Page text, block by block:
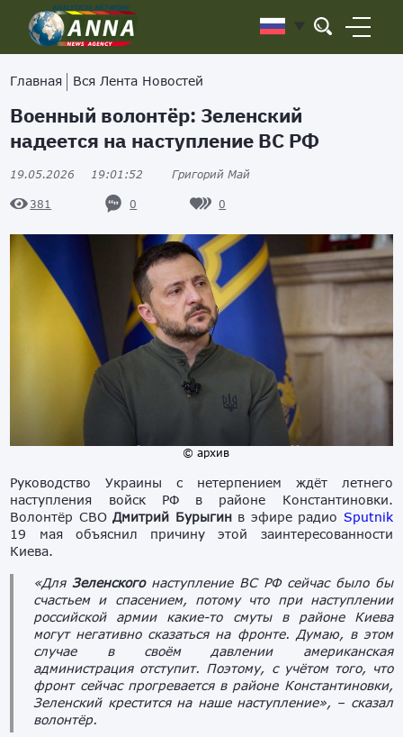
Главная Вся Лента Новостей
Военный волонтёр: Зеленский
надеется на наступление ВС РФ
19.05.2026 19:01:52 Григорий Май
381 0 0
© архив
Руководство Украины с нетерпением ждёт летнего
наступления войск РФ в районе Константиновки.
Волонтёр СВОДмитрий Бурыгинв эфире радио Sputnik
19 мая объяснил причину этой заинтересованности
Киева.
«ДляЗеленскогонаступление ВС РФ сейчас было бы
счастьем и спасением, потому что при наступлении
российской армии какие-то смуты в районе Киева
могут негативно сказаться на фронте. Думаю, в этом
случае в своём давлении американская
администрация отступит. Поэтому, с учётом того, что
фронт сейчас прогревается в районе Константиновки,
Зеленский крестится на наше наступление», – сказал
волонтёр.